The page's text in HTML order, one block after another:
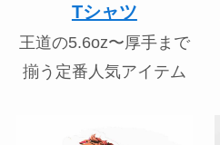
Tシャツ
王道の5.6oz〜厚手まで
揃う定番人気アイテム